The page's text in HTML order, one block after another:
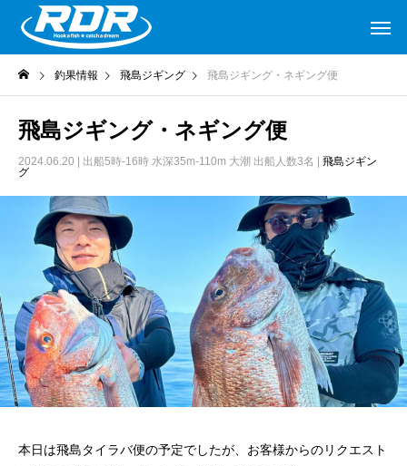
釣果情報 飛島ジギング 飛島ジギング・ネギング便
飛島ジギング・ネギング便
2024.06.20 | 出船5時-16時 水深35m-110m 大潮 出船人数3名 | 飛島ジギン
グ
本日は飛島タイラバ便の予定でしたが、お客様からのリクエスト